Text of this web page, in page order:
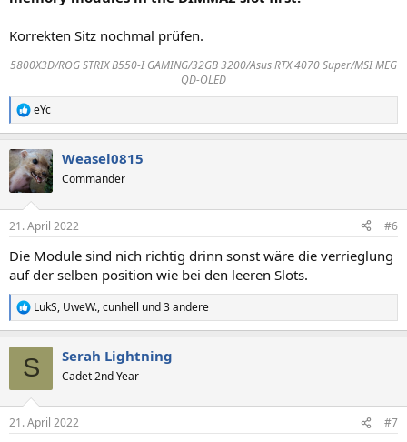
Korrekten Sitz nochmal prüfen.
5800X3D/ROG STRIX B550-I GAMING/32GB 3200/Asus RTX 4070 Super/MSI MEG
QD-OLED
R
e
k
t
i
e
:
eYc
Weasel0815
Commander
21. April 2022 #6
Die Module sind nich richtig drinn sonst wäre die verrieglung
auf der selben position wie bei den leeren Slots.
R
e
e
LukS, UweW.,cunhell und 3 andere
S Serah Lightning
Cadet 2nd Year
21. April 2022 #7